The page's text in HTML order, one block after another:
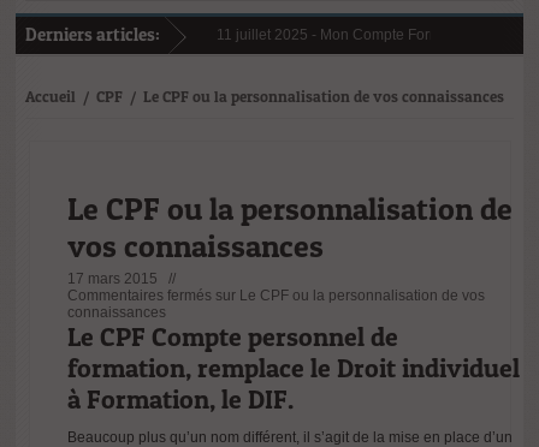
Derniers articles: 11 juillet 2025 - Mon Compte Formation (CPF) en
6 janvier 2025 -Au 1er janvier 2025, le reste à
Accueil /CPF /Le CPF ou la personnalisation de vos connaissances
Le CPF ou la personnalisation de
vos connaissances
17 mars 2015 //
Commentaires fermés sur Le CPF ou la personnalisation de vos
connaissances
Le CPF Compte personnel de
formation, remplace le Droit individuel
à Formation, le DIF.
Beaucoup plus qu’un nom différent, il s’agit de la mise en place d’un